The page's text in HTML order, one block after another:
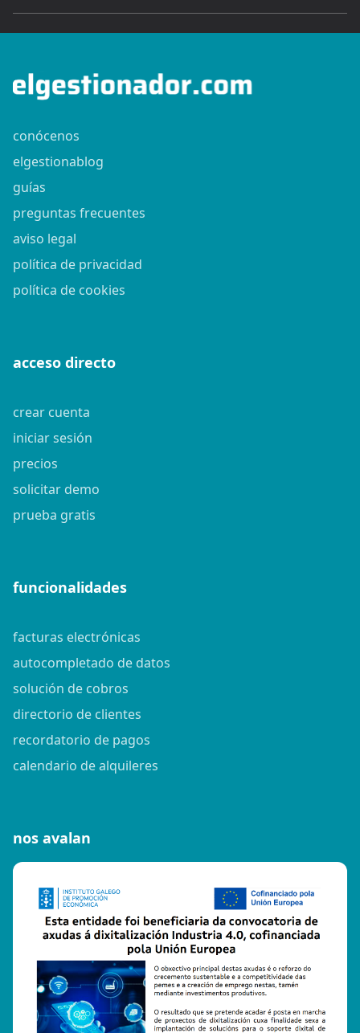
conócenos
elgestionablog
guías
preguntas frecuentes
aviso legal
política de privacidad
política de cookies
acceso directo
crear cuenta
iniciar sesión
precios
solicitar demo
prueba gratis
funcionalidades
facturas electrónicas
autocompletado de datos
solución de cobros
directorio de clientes
recordatorio de pagos
calendario de alquileres
nos avalan